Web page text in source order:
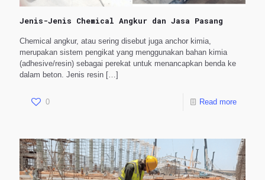
Jenis-Jenis Chemical Angkur dan Jasa Pasang
Chemical angkur, atau sering disebut juga anchor kimia,
merupakan sistem pengikat yang menggunakan bahan kimia
(adhesive/resin) sebagai perekat untuk menancapkan benda ke
dalam beton. Jenis resin […]
0 Read more